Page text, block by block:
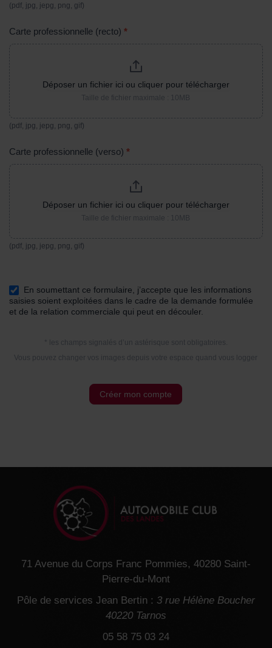
(pdf, jpg, jepg, png, gif)
Carte professionnelle (recto) *
Déposer un fichier ici ou cliquer pour télécharger
Taille de fichier maximale : 10MB
(pdf, jpg, jepg, png, gif)
Carte professionnelle (verso) *
Déposer un fichier ici ou cliquer pour télécharger
Taille de fichier maximale : 10MB
(pdf, jpg, jepg, png, gif)
En soumettant ce formulaire, j’accepte que les informations
saisies soient exploitées dans le cadre de la demande formulée
et de la relation commerciale qui peut en découler.
* les champs signalés d’un astérisque sont obligatoires.
Vous pouvez changer vos images depuis votre espace quand vous logger
Créer mon compte
71 Avenue du Corps Franc Pommies, 40280 Saint-
Pierre-du-Mont
Pôle de services Jean Bertin : 3 rue Hélène Boucher
40220 Tarnos
05 58 75 03 24